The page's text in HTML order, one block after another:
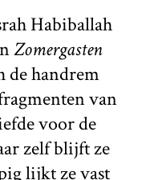
Habiballah
Zomergasten
de handrem
van
voor de
zelf blijft ze
lijkt ze vast